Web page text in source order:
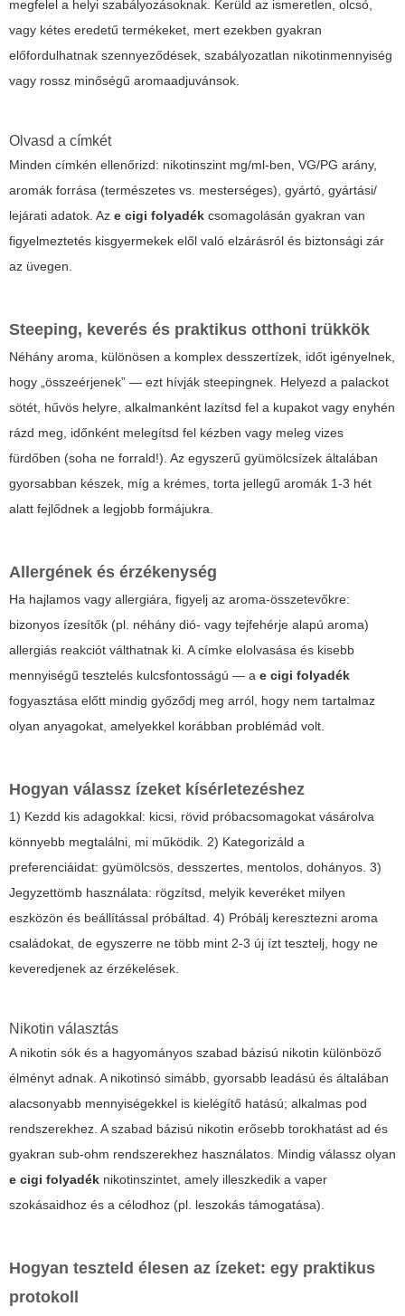
megfelel a helyi szabályozásoknak. Kerüld az ismeretlen, olcsó,
vagy kétes eredetű termékeket, mert ezekben gyakran
előfordulhatnak szennyeződések, szabályozatlan nikotinmennyiség
vagy rossz minőségű aromaadjuvánsok.
Olvasd a címkét
Minden címkén ellenőrizd: nikotinszint mg/ml-ben, VG/PG arány,
aromák forrása (természetes vs. mesterséges), gyártó, gyártási/
lejárati adatok. Az e cigi folyadék csomagolásán gyakran van
figyelmeztetés kisgyermekek elől való elzárásról és biztonsági zár
az üvegen.
Steeping, keverés és praktikus otthoni trükkök
Néhány aroma, különösen a komplex desszertízek, időt igényelnek,
hogy „összeérjenek” — ezt hívják steepingnek. Helyezd a palackot
sötét, hűvös helyre, alkalmanként lazítsd fel a kupakot vagy enyhén
rázd meg, időnként melegítsd fel kézben vagy meleg vizes
fürdőben (soha ne forrald!). Az egyszerű gyümölcsízek általában
gyorsabban készek, míg a krémes, torta jellegű aromák 1-3 hét
alatt fejlődnek a legjobb formájukra.
Allergének és érzékenység
Ha hajlamos vagy allergiára, figyelj az aroma-összetevőkre:
bizonyos ízesítők (pl. néhány dió- vagy tejfehérje alapú aroma)
allergiás reakciót válthatnak ki. A címke elolvasása és kisebb
mennyiségű tesztelés kulcsfontosságú — a e cigi folyadék
fogyasztása előtt mindig győződj meg arról, hogy nem tartalmaz
olyan anyagokat, amelyekkel korábban problémád volt.
Hogyan válassz ízeket kísérletezéshez
1) Kezdd kis adagokkal: kicsi, rövid próbacsomagokat vásárolva
könnyebb megtalálni, mi működik. 2) Kategorizáld a
preferenciáidat: gyümölcsös, desszertes, mentolos, dohányos. 3)
Jegyzettömb használata: rögzítsd, melyik keveréket milyen
eszközön és beállítással próbáltad. 4) Próbálj keresztezni aroma
családokat, de egyszerre ne több mint 2-3 új ízt tesztelj, hogy ne
keveredjenek az érzékelések.
Nikotin választás
A nikotin sók és a hagyományos szabad bázisú nikotin különböző
élményt adnak. A nikotinsó simább, gyorsabb leadású és általában
alacsonyabb mennyiségekkel is kielégítő hatású; alkalmas pod
rendszerekhez. A szabad bázisú nikotin erősebb torokhatást ad és
gyakran sub-ohm rendszerekhez használatos. Mindig válassz olyan
e cigi folyadék nikotinszintet, amely illeszkedik a vaper
szokásaidhoz és a célodhoz (pl. leszokás támogatása).
Hogyan teszteld élesen az ízeket: egy praktikus
protokoll